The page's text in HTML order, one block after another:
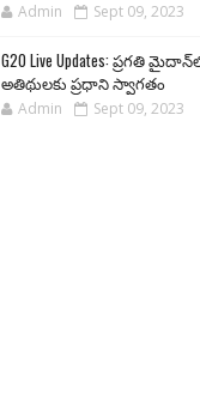
Admin Sept 09, 2023
G20 Live Updates: ప్రగతి
అతిథులకు ప్రధాని స్వాగతం
Admin Sept 09, 2023